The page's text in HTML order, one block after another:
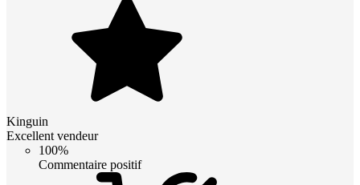
Kinguin
Excellent vendeur
100%
Commentaire positif